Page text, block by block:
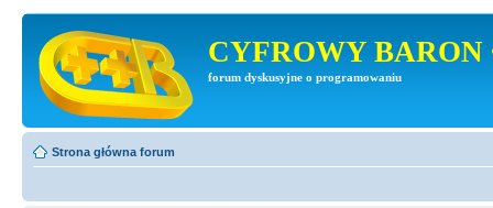
CYFROWY BARON
forum dyskusyjne o programowaniu
Strona główna forum